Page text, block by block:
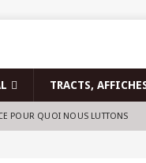
TRACTS,
POUR QUOI NOUS LUTTONS